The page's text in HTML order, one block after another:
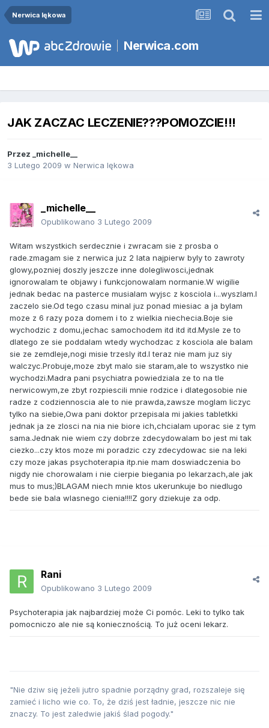
Nerwica lękowa
Nerwica.com
JAK ZACZAC LECZENIE???POMOZCIE!!!
Przez _michelle__
3 Lutego 2009 w Nerwica lękowa
_michelle__
Opublikowano 3 Lutego 2009
Witam wszystkich serdecznie i zwracam sie z prosba o
rade.zmagam sie z nerwica juz 2 lata najpierw byly to zawroty
glowy,pozniej doszly jeszcze inne dolegliwosci,jednak
ignorowalam te objawy i funkcjonowalam normanie.W wigilie
jednak bedac na pasterce musialam wyjsc z kosciola i...wyszlam.I
zaczelo sie.Od tego czasu minal juz ponad miesiac a ja bylam
moze z 6 razy poza domem i to z wielkia niechecia.Boje sie
wychodzic z domu,jechac samochodem itd itd itd.Mysle ze to
dlatego ze sie poddalam wtedy wychodzac z kosciola ale balam
sie ze zemdleje,nogi misie trzesly itd.I teraz nie mam juz siy
walczyc.Probuje,moze zbyt malo sie staram,ale to wszystko nie
wychodzi.Madra pani psychiatra powiedziala ze to na tle
nerwicowym,ze zbyt rozpiescili mnie rodzice i dlategosobie nie
radze z codziennoscia ale to nie prawda,zawsze moglam liczyc
tylko na siebie,Owa pani doktor przepisala mi jakies tabletkki
jednak ja ze zlosci na nia nie biore ich,chcialam uporac sie z tym
sama.Jednak nie wiem czy dobrze zdecydowalam bo jest mi tak
ciezko...czy ktos moze mi poradzic czy zdecydowac sie na leki
czy moze jakas psychoterapia itp.nie mam doswiadczenia bo
nigdy nie chorowalam i nie cierpie biegania po lekarzach,ale jak
mus to mus;)BLAGAM niech mnie ktos ukerunkuje bo niedlugo
bede sie bala wlasnego cienia!!!!Z gory dziekuje za odp.
Rani
Opublikowano 3 Lutego 2009
Psychoterapia jak najbardziej może Ci pomóc. Leki to tylko tak
pomocniczo ale nie są koniecznością. To już oceni lekarz.
"Nie dziw się jeżeli jutro spadnie porządny grad, rozszaleje się
zamieć i licho wie co. To, że dziś jest ładnie, jeszcze nic nie
znaczy. To jest zaledwie jakiś ślad pogody."